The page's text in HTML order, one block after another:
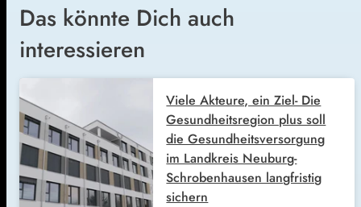
Das könnte Dich auch
interessieren
Viele Akteure, ein Ziel- Die
Gesundheitsregion plus soll
die Gesundheitsversorgung
im Landkreis Neuburg-
Schrobenhausen langfristig
sichern